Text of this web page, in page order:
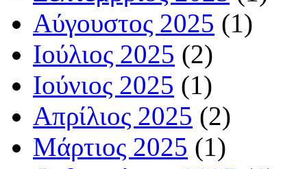
Αύγουστος 2025 (1)
Ιούλιος 2025 (2)
Ιούνιος 2025 (1)
Απρίλιος 2025 (2)
Μάρτιος 2025 (1)